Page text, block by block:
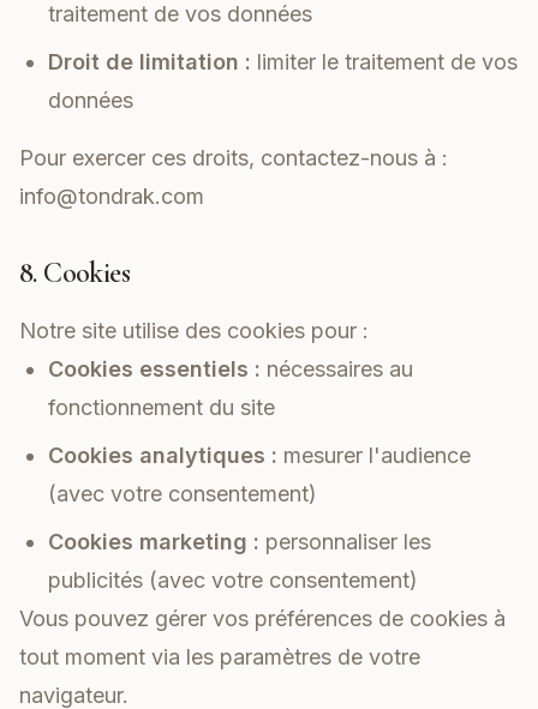
traitement de vos données
Droit de limitation : limiter le traitement de vos
données
Pour exercer ces droits, contactez-nous à :
info@tondrak.com
8. Cookies
Notre site utilise des cookies pour :
Cookies essentiels : nécessaires au
fonctionnement du site
Cookies analytiques : mesurer l'audience
(avec votre consentement)
Cookies marketing : personnaliser les
publicités (avec votre consentement)
Vous pouvez gérer vos préférences de cookies à
tout moment via les paramètres de votre
navigateur.